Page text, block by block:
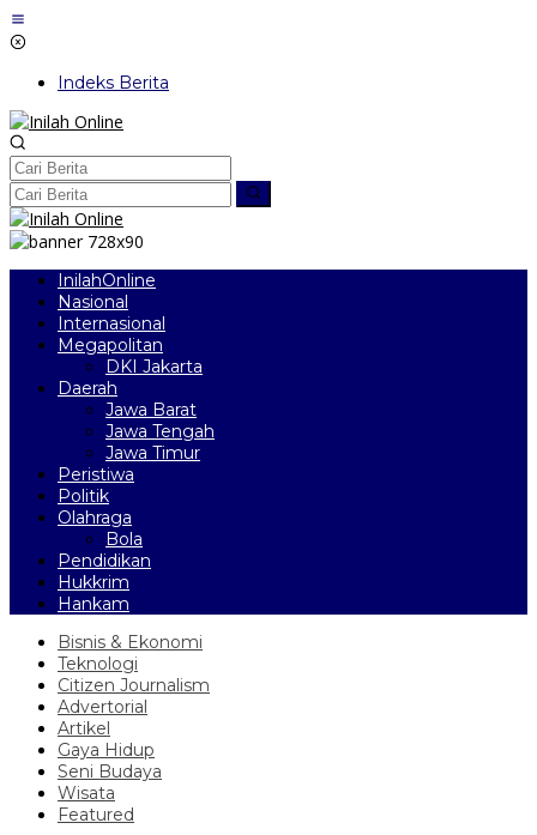
Lewati
ke
Indeks Berita
InilahOnline
Nasional
Internasional
Megapolitan
DKI Jakarta
Daerah
Jawa Barat
Jawa Tengah
Jawa Timur
Peristiwa
Politik
Olahraga
Bola
Pendidikan
Hukkrim
Hankam
Bisnis & Ekonomi
Teknologi
Citizen Journalism
Advertorial
Artikel
Gaya Hidup
Seni Budaya
Wisata
Featured